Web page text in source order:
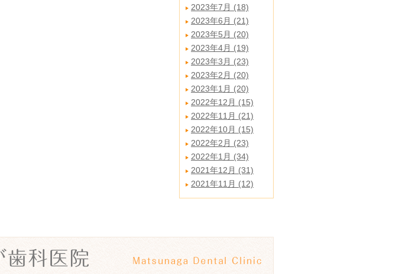
2023年7月 (18)
2023年6月 (21)
2023年5月 (20)
2023年4月 (19)
2023年3月 (23)
2023年2月 (20)
2023年1月 (20)
2022年12月 (15)
2022年11月 (21)
2022年10月 (15)
2022年2月 (23)
2022年1月 (34)
2021年12月 (31)
2021年11月 (12)